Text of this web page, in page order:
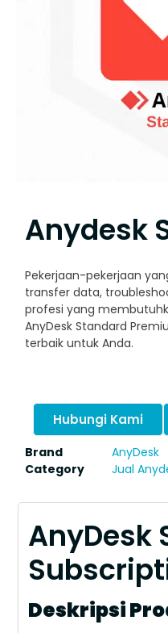
Anydesk
Pekerjaan-pekerjaan
transfer data,
profesi yang
AnyDesk Standard
terbaik untuk Anda.
Hubungi Kami
Brand
AnyDesk
Category
Jual
AnyDesk
Deskripsi